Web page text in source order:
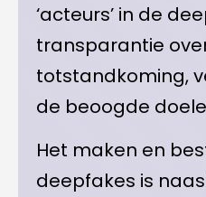
‘acteurs’ in de
transparantie
totstandkoming,
de beoogde
Het maken en
deepfakes is